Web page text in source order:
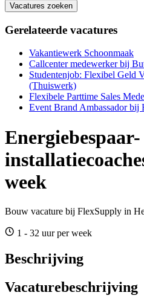
Vacatures zoeken
Gerelateerde vacatures
Vakantiewerk Schoonmaak
Callcenter medewerker bij
Studentenjob: Flexibel Geld
(Thuiswerk)
Flexibele Parttime Sales
Event Brand Ambassador bij
week
Bouw vacature bij FlexSupply in
1 - 32 uur per week
Beschrijving
Vacaturebeschrijving